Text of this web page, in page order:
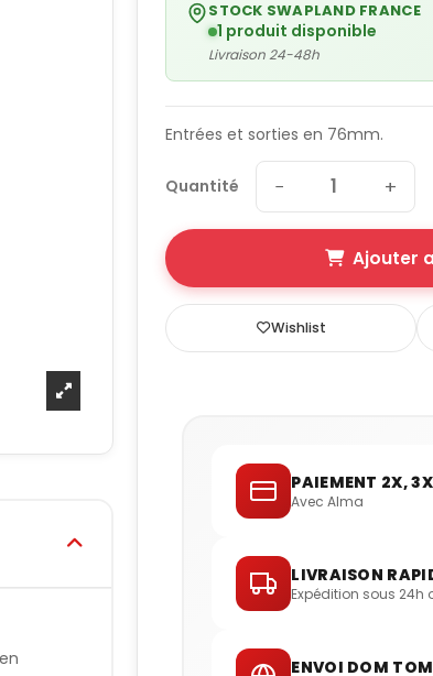
STOCK SWAPLAND FRANCE
1 produit disponible
Livraison 24-48h
Entrées et sorties en 76mm.
Quantité − +
Ajouter
Wishlist
PAIEMENT 2X,
Avec Alma
LIVRAISON
Expédition sous 24h
ENVOI DOM TOM